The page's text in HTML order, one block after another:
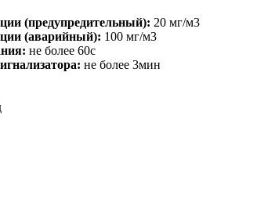
(предупредительный): 20 мг/м3
(аварийный): 100 мг/м3
не более 60с
не более 3мин